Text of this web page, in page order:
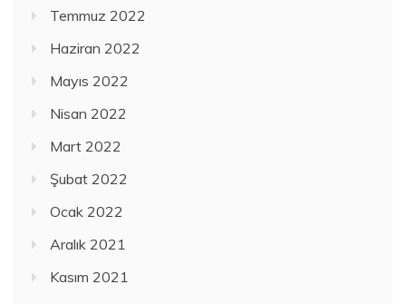
Temmuz 2022
Haziran 2022
Mayıs 2022
Nisan 2022
Mart 2022
Şubat 2022
Ocak 2022
Aralık 2021
Kasım 2021